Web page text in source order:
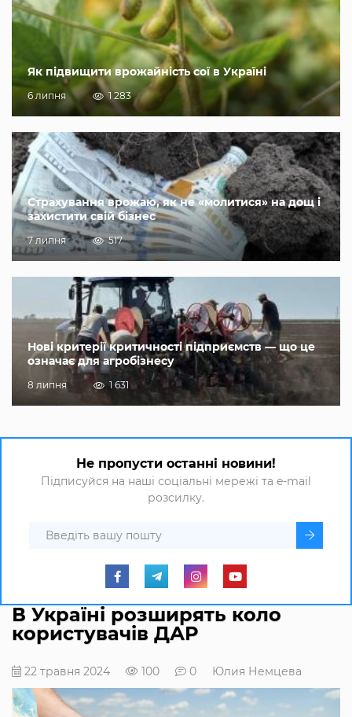
Як підвищити врожайність сої в Україні
6 липня 1 283
Страхування врожаю, як не «молитися» на дощ і
захистити свій бізнес
7 липня 517
Нові критерії критичності підприємств — що це
означає для агробізнесу
8 липня 1 631
Не пропусти останні новини!
Підписуйся на наші соціальні мережі та e-mail
розсилку.
В Україні розширять коло
користувачів ДАР
22 травня 2024 100 0 Юлия Немцева